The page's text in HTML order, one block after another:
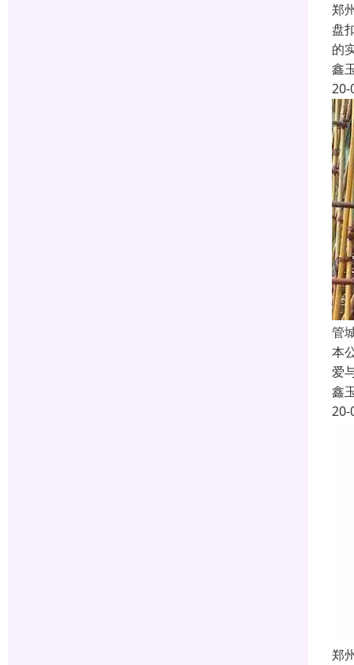
郑
盘
的
鑫
20-
管
本
爱
鑫
20-
郑